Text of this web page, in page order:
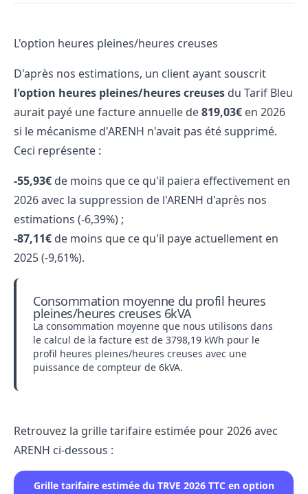
L'option heures pleines/heures creuses
D'après nos estimations, un client ayant souscrit
l'option heures pleines/heures creuses du Tarif Bleu
aurait payé une facture annuelle de819,03€ en 2026
si le mécanisme d'ARENH n'avait pas été supprimé.
Ceci représente :
-55,93€ de moins que ce qu'il paiera effectivement en
2026 avec la suppression de l'ARENH d'après nos
estimations (-6,39%) ;
-87,11€ de moins que ce qu'il paye actuellement en
2025 (-9,61%).
Consommation moyenne du profil heures
pleines/heures creuses 6kVA
La consommation moyenne que nous utilisons dans
le calcul de la facture est de 3798,19 kWh pour le
profil heures pleines/heures creuses avec une
puissance de compteur de 6kVA.
Retrouvez la grille tarifaire estimée pour 2026 avec
ARENH ci-dessous :
Grille tarifaire estimée du TRVE 2026 TTC en option